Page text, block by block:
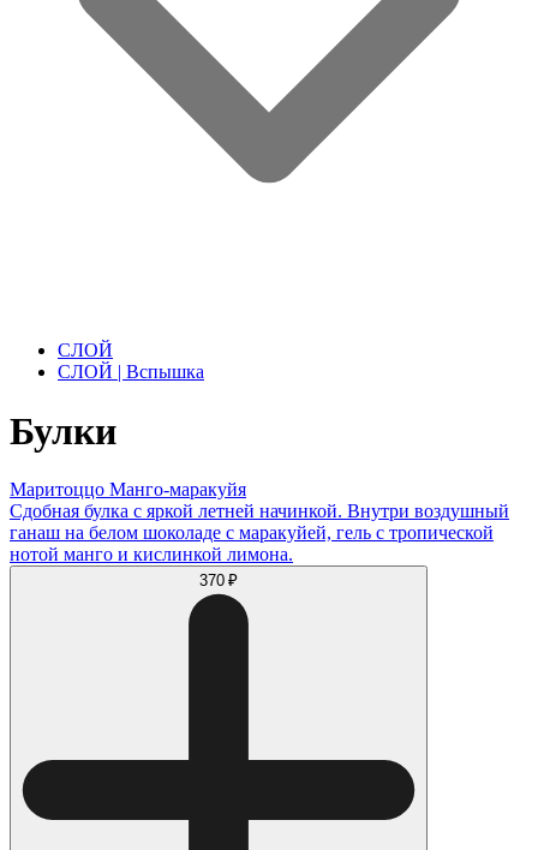
СЛОЙ
СЛОЙ | Вспышка
Булки
Маритоццо Манго-маракуйя
Сдобная булка с яркой летней начинкой. Внутри воздушный
ганаш на белом шоколаде с маракуйей, гель с тропической
нотой манго и кислинкой лимона.
370 ₽